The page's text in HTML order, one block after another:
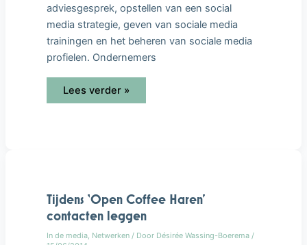
adviesgesprek, opstellen van een social
media strategie, geven van sociale media
trainingen en het beheren van sociale media
profielen. Ondernemers
Lees verder »
Tijdens ‘Open Coffee Haren’
contacten leggen
In de media, Netwerken/ Door Désirée Wassing-Boerema /
contacten
leggen